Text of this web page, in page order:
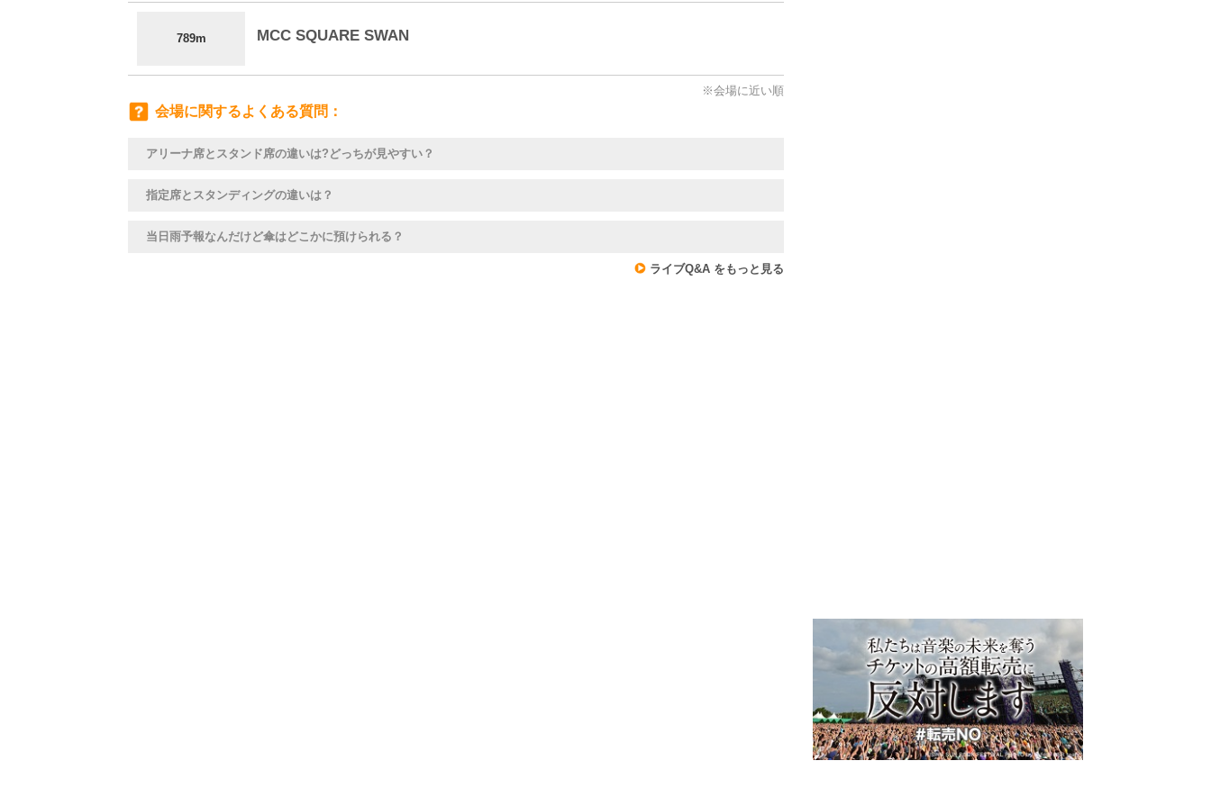
789m MCC SQUARE SWAN
※会場に近い順
会場に関するよくある質問
アリーナ席とスタンド席の違いは?どっちが見やすい？
指定席とスタンディングの違いは？
当日雨予報なんだけど傘はどこかに預けられる？
ライブQ&A をもっと見る